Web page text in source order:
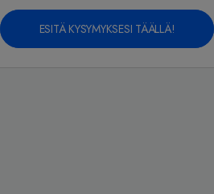
ESITÄ KYSYMYKSESI TÄÄLLÄ!